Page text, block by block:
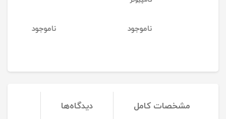
مشخصات کامل دیدگاه‌ها